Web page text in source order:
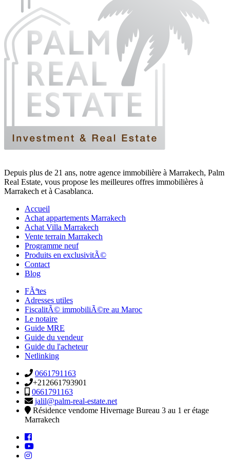
Depuis plus de 21 ans, notre agence immobilière à Marrakech, Palm
Real Estate, vous propose les meilleures offres immobilières à
Marrakech et à Casablanca.
Accueil
Achat appartements Marrakech
Achat Villa Marrakech
Vente terrain Marrakech
Programme neuf
Produits en exclusivitÃ©
Contact
Blog
FÃªtes
Adresses utiles
FiscalitÃ© immobiliÃ©re au Maroc
Le notaire
Guide MRE
Guide du vendeur
Guide du l'acheteur
Netlinking
0661791163
+212661793901
0661791163
jalil@palm-real-estate.net
Résidence vendome Hivernage Bureau 3 au 1 er étage
Marrakech